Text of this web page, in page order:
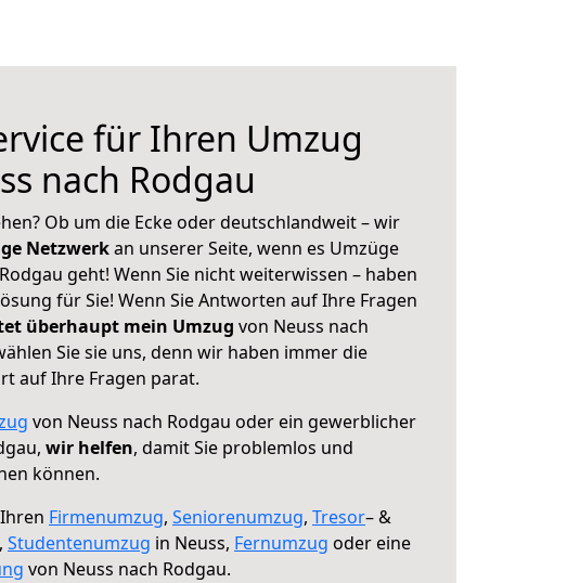
für Ihren Umzug
nach Rodgau
Ob um die Ecke oder deutschlandweit – wir
Netzwerkan unserer Seite, wenn es Umzüge
geht! Wenn Sie nicht weiterwissen – haben
für Sie! Wenn Sie Antworten auf Ihre Fragen
überhaupt mein Umzug von Neuss nach
Sie sie uns, denn wir haben immer die
auf Ihre Fragen parat.
von Neuss nach Rodgau oder ein gewerblicher
wir helfen, damit Sie problemlos und
können.
Firmenumzug, Seniorenumzug, Tresor– &
, Studentenumzug in Neuss, Fernumzug oder eine
von Neuss nach Rodgau.